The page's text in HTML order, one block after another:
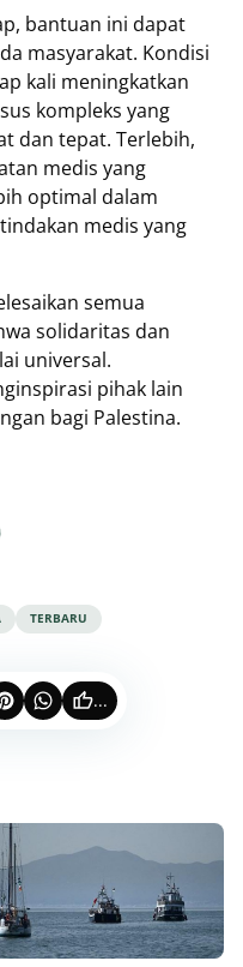
bantuan ini dapat
masyarakat. Kondisi
kali meningkatkan
kompleks yang
dan tepat. Terlebih,
medis yang
optimal dalam
medis yang
semua
solidaritas dan
universal.
pihak lain
bagi Palestina.
TERBARU
...